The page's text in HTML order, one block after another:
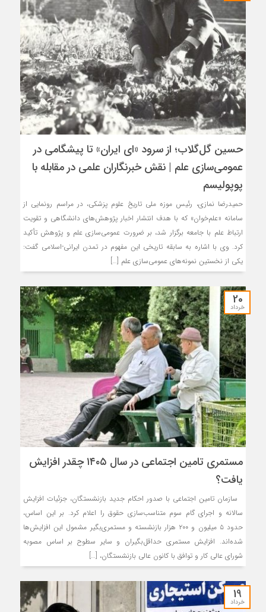
حسین گل‌گلاب؛ از سرود «ای ایران» تا پیشگامی در
عمومی‌سازی علم | نقش خبرنگاران علمی در مقابله با
پوپولیسم
حمیدرضا نمازی، رئیس موزه ملی تاریخ علوم پزشکی، در مراسم رونمایی از
سامانه «علم‌خوان» که با هدف انتشار اخبار پژوهش‌های دانشگاهی و تقویت
ارتباط علم با جامعه برگزار شد، بر ضرورت عمومی‌سازی علم و پژوهش تأکید
کرد. وی با اشاره به سابقه تاریخی این مفهوم در تمدن ایرانی-اسلامی گفت:
یکی از نخستین نمونه‌های عمومی‌سازی علم […]
20
خرداد
مستمری تامین اجتماعی در سال ۱۴۰۵ چقدر افزایش
یافت؟
سازمان تامین اجتماعی با صدور احکام جدید بازنشستگان، جزئیات افزایش
سالانه و اجرای گام سوم متناسب‌سازی حقوق را اعلام کرد. بر این اساس،
حدود ۵ میلیون و ۲۰۰ هزار بازنشسته و مستمری‌بگیر مشمول این افزایش‌ها
شده‌اند. افزایش مستمری حداقل‌بگیران و سایر سطوح بر اساس مصوبه
شورای عالی کار و توافق با کانون عالی بازنشستگان، […]
19
خرداد